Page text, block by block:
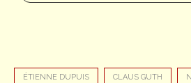
ÉTIENNE DUPUIS CLAUS GUTH